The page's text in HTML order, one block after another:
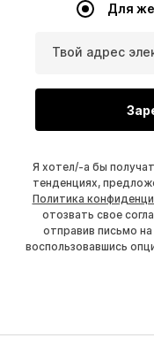
Для
Твой адрес
Я хотел/-а бы
тенденциях,
Политика
отозвать свое
отправив письмо на
воспользовавшись